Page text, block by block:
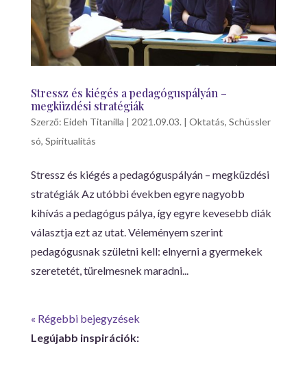
Stressz és kiégés a pedagóguspályán –
megküzdési stratégiák
Szerző: Eideh Titanilla | 2021.09.03. | Oktatás, Schüssler
só, Spiritualitás
Stressz és kiégés a pedagóguspályán – megküzdési
stratégiák Az utóbbi években egyre nagyobb
kihívás a pedagógus pálya, így egyre kevesebb diák
választja ezt az utat. Véleményem szerint
pedagógusnak születni kell: elnyerni a gyermekek
szeretetét, türelmesnek maradni...
« Régebbi bejegyzések
Legújabb inspirációk: